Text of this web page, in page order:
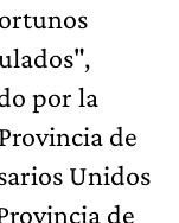
por la
de
Unidos
de